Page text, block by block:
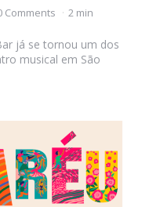
Comments 2 min
já se tornou um dos
musical em São